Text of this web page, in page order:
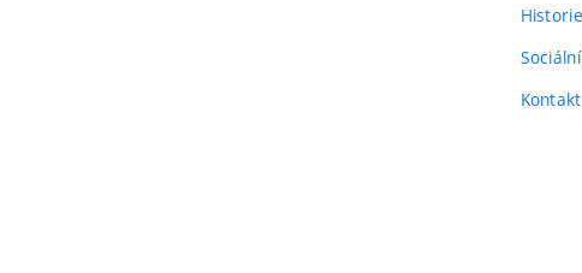
Historie
Kontakt